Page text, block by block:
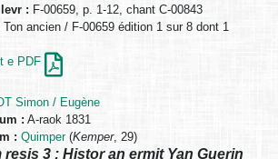
: F-00659, p. 1-12, chant C-00843
Ton ancien / F-00659 édition 1 sur 8 dont 1
e PDF
Simon / Eugène
: A-raok 1831
: Quimper(Kemper, 29)
resis 3 : Histor an ermit Yan Guerin